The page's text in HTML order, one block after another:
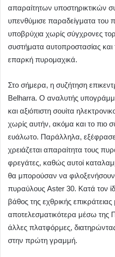
απαραίτητων
υπενθύμισε παραδείγματα του
υποβρύχια χωρίς σύγχρονες
συστήματα αυτοπροστασίας
επαρκή πυρομαχικά.
Στο σήμερα, η συζήτηση
Belharra. Ο αναλυτής
και αξιόπιστη σουίτα
χωρίς αυτήν, ακόμα και το πιο
ευάλωτο. Παράλληλα,
χρειάζεται απαραίτητα τους
φρεγάτες, καθώς αυτοί
θα μπορούσαν να φιλοξενήσουν
πυραύλους Aster 30. Κατά τον
βάθος της εχθρικής επικράτειας
αποτελεσματικότερα μέσω της
άλλες πλατφόρμες,
στην πρώτη γραμμή.